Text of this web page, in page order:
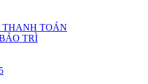
THANH TOÁN
TRÌ